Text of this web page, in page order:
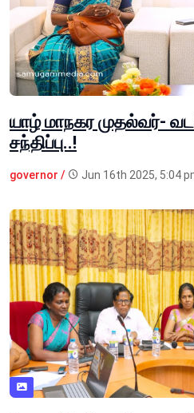
யாழ் மாநகர முதல்வர்-
சந்திப்பு..!
governor / Jun 16th 2025, 5:04